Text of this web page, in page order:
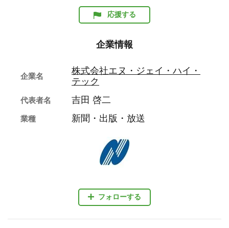
応援する
企業情報
フォローする
企業名
株式会社エヌ・ジェイ・ハイ・
テック
代表者名 吉田 啓二
業種 新聞・出版・放送